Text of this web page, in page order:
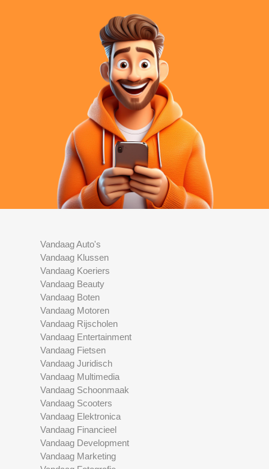
Vandaag Auto's
Vandaag Klussen
Vandaag Koeriers
Vandaag Beauty
Vandaag Boten
Vandaag Motoren
Vandaag Rijscholen
Vandaag Entertainment
Vandaag Fietsen
Vandaag Juridisch
Vandaag Multimedia
Vandaag Schoonmaak
Vandaag Scooters
Vandaag Elektronica
Vandaag Financieel
Vandaag Development
Vandaag Marketing